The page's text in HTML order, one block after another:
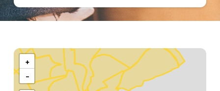
Kaart
Gent
+
−